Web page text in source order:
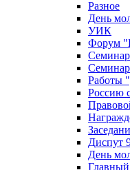
Разное
День
УИК
Форум
Работы
Россию
Диспут
День